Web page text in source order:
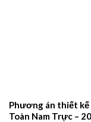
Phương án thiết
Toàn Nam Trực –